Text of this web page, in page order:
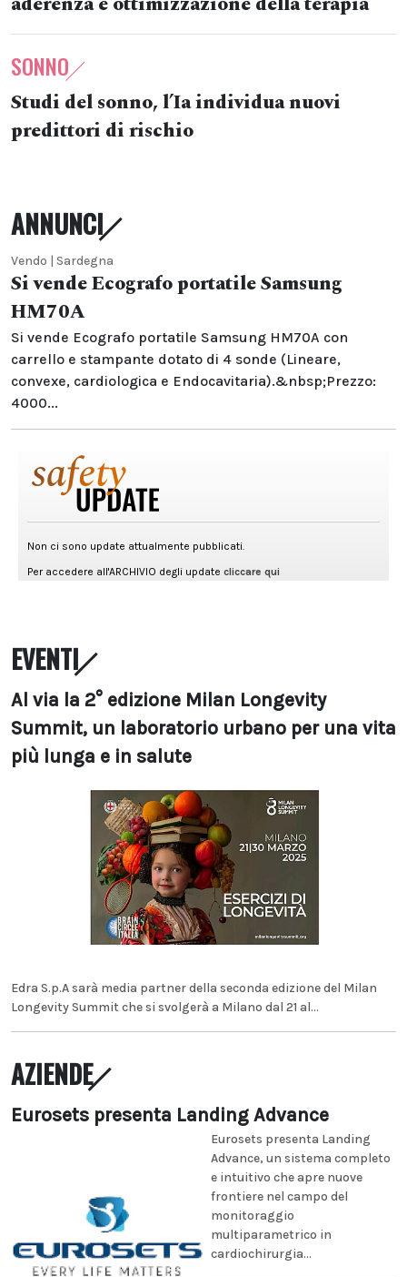
SONNO
Studi del sonno, l’Ia individua nuovi
predittori di rischio
ANNUNCI
Vendo | Sardegna
Si vende Ecografo portatile Samsung
HM70A
Si vende Ecografo portatile Samsung HM70A con
carrello e stampante dotato di 4 sonde (Lineare,
convexe, cardiologica e Endocavitaria).&nbsp;Prezzo:
4000...
EVENTI
Al via la 2° edizione Milan Longevity
Summit, un laboratorio urbano per una vita
più lunga e in salute
Edra S.p.A sarà media partner della seconda edizione del Milan
Longevity Summit che si svolgerà a Milano dal 21 al...
AZIENDE
Eurosets presenta Landing Advance
Eurosets presenta Landing
Advance, un sistema completo
e intuitivo che apre nuove
frontiere nel campo del
monitoraggio
multiparametrico in
cardiochirurgia...